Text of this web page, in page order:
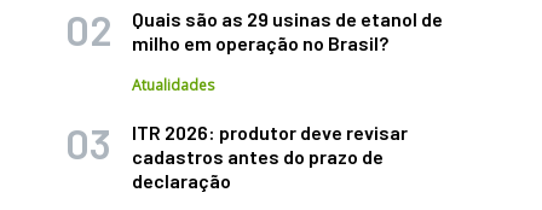
Quais são as 29 usinas de etanol de
milho em operação no Brasil?
Atualidades
ITR 2026: produtor deve revisar
cadastros antes do prazo de
declaração